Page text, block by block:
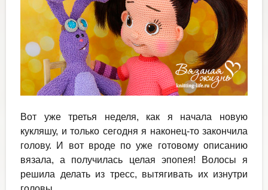
Вот уже третья неделя, как я начала новую
кукляшу, и только сегодня я наконец-то закончила
голову. И вот вроде по уже готовому описанию
вязала, а получилась целая эпопея! Волосы я
решила делать из тресс, вытягивать их изнутри